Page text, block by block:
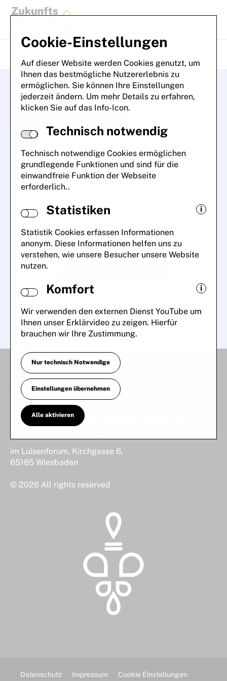
Zum Inhalt springen
Was ist das
Zukunftswerk?
Zur Anzeige dieses externen Inhalts
benötigen wir ihre Zustimmung.
Zukunftswerk
Eine Initiative der Stadt Wiesbaden, Eine
Initiative des Dezernates für Smart City,
im Luisenforum, Kirchgasse 6,
65185 Wiesbaden
© 2026 All rights reserved
Datenschutz Impressum Cookie Einstellungen
Cookie-Einstellungen
Auf dieser Website werden Cookies genutzt, um
Ihnen das bestmögliche Nutzererlebnis zu
ermöglichen. Sie können Ihre Einstellungen
jederzeit ändern. Um mehr Details zu erfahren,
klicken Sie auf das Info-Icon.
Technisch notwendig
Technisch notwendige Cookies ermöglichen
grundlegende Funktionen und sind für die
einwandfreie Funktion der Webseite
erforderlich..
Statistiken i
Statistik Cookies erfassen Informationen
anonym. Diese Informationen helfen uns zu
verstehen, wie unsere Besucher unsere Website
nutzen.
Komfort i
Wir verwenden den externen Dienst YouTube um
Ihnen unser Erklärvideo zu zeigen. Hierfür
brauchen wir Ihre Zustimmung.
Nur technisch Notwendige
Einstellungen übernehmen
Alle aktivieren